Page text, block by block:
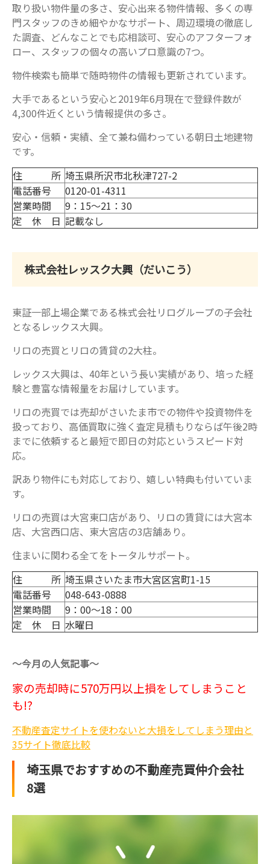
取り扱い物件量の多さ、安心出来る物件情報、多くの専
門スタッフのきめ細やかなサポート、周辺環境の徹底し
た調査、どんなことでも応相談可、安心のアフターフォ
ロー、スタッフの個々の高いプロ意識の7つ。
物件検索も簡単で随時物件の情報も更新されています。
大手であるという安心と2019年6月現在で登録件数が
4,300件近くという情報提供の多さ。
安心・信頼・実績、全て兼ね備わっている朝日土地建物
です。
住 所 埼玉県所沢市北秋津727-2
電話番号
0120-01-4311
営業時間
9：15～21：30
定 休 日 記載なし
株式会社レッスク大興（だいこう）
東証一部上場企業である株式会社リログループの子会社
となるレックス大興。
リロの売買とリロの賃貸の2大柱。
レックス大興は、40年という長い実績があり、培った経
験と豊富な情報量をお届けしています。
リロの売買では売却がさいたま市での物件や投資物件を
扱っており、高価買取に強く査定見積もりならば午後2時
までに依頼すると最短で即日の対応というスピード対
応。
訳あり物件にも対応しており、嬉しい特典も付いていま
す。
リロの売買は大宮東口店があり、リロの賃貸には大宮本
店、大宮西口店、東大宮店の3店舗あり。
住まいに関わる全てをトータルサポート。
住 所 埼玉県さいたま市大宮区宮町1-15
電話番号
048-643-0888
営業時間
9：00～18：00
定 休 日 水曜日
～今月の人気記事～
家の売却時に570万円以上損をしてしまうこと
も!?
不動産査定サイトを使わないと大損をしてしまう理由と
35サイト徹底比較
埼玉県でおすすめの不動産売買仲介会社
8選